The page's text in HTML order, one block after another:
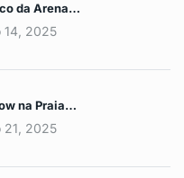
da Arena…
14, 2025
na Praia…
21, 2025